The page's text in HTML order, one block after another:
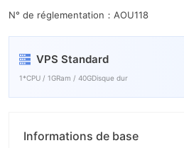
N° de réglementation：AOU118
VPS Standard
1*CPU / 1GRam / 40GDisque dur
Informations de base